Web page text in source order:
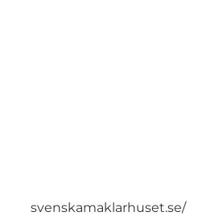
svenskamaklarhuset.se/